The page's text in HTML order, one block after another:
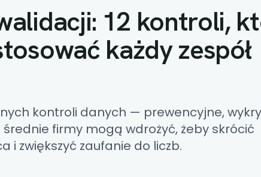
12 kontroli,
każdy zespół
kontroli danych — prewencyjne,
firmy mogą wdrożyć, żeby skrócić
i zwiększyć zaufanie do liczb.